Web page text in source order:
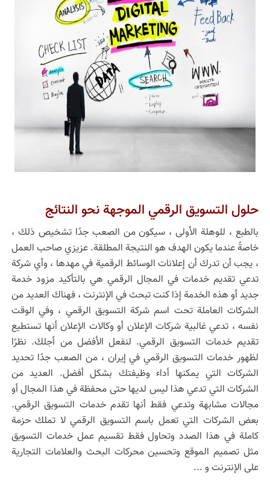
حلول التسويق الرقمي الموجهة نحو النتائج
بالطبع ، للوهلة الأولى ، سيكون من الصعب جدًا تشخيص ذلك ،
خاصةً عندما يكون الهدف هو النتيجة المطلقة. عزيزي صاحب العمل
، يجب أن تدرك أن إعلانات الوسائط الرقمية في مهدها ، وأي شركة
تدعي تقديم خدمات في المجال الرقمي هي بالتأكيد مزود خدمة
جديد أو هذه الخدمة إذا كنت تبحث في الإنترنت ، فهناك العديد من
الشركات العاملة تحت اسم شركة التسويق الرقمي ، وفي الوقت
نفسه ، تدعي غالبية شركات الإعلان أو وكالات الإعلان أنها تستطيع
تقديم خدمات التسويق الرقمي. لنفعل الأفضل من أجلك. نظرًا
لظهور خدمات التسويق الرقمي في إيران ، من الصعب جدًا تحديد
الشركات التي يمكنها أداء وظيفتك بشكل أفضل. العديد من
الشركات التي تدعي هذا ليس لديها حتى محفظة في هذا المجال أو
مجالات مشابهة وتدعي فقط أنها تقدم خدمات التسويق الرقمي.
بعض الشركات التي تعمل باسم التسويق الرقمي لا تملك حزمة
كاملة في هذا الصدد وتحاول فقط تقسيم عمل خدمات التسويق
مثل تصميم الموقع وتحسين محركات البحث والعلامات التجارية
على الإنترنت و ...